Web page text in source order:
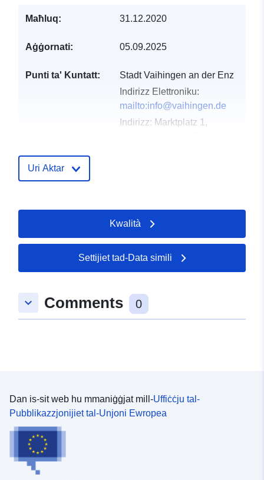
Maħluq: 31.12.2020
Aġġornati: 05.09.2025
Punti ta' Kuntatt:
Stadt Vaihingen an der Enz
Indirizz Elettroniku:
mailto:info@vaihingen.de
Indirizz: Marktplatz 1,
Reġistru tal-
Miżjud ma’ data.europa.eu:
21 February 2026
Aġġornat fuq data.europa.eu:
04 August 2026
48.9305198 ], [ 8.9642882,
48.9305198 ], [ 8.9642882,
Jikkonforma ma':
Riżorsa:
http://data.europa.eu/eli/reg/2009/
uriRef:
Uri Aktar
Kwalità
Settijiet tad-Data simili
keyboard_arrow_down Comments 0
Dan is-sit web hu mmaniġġjat mill-Uffiċċju tal-
Pubblikazzjonijiet tal-Unjoni Ewropea